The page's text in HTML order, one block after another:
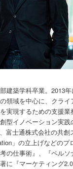
建築学科卒業。2013年
領域を中心に、クラ
実現するための支援
型イノベーション実
富士通株式会社の共
」の立上げなどのプ
の仕事術』、『ペル
に『マーケティング2.0